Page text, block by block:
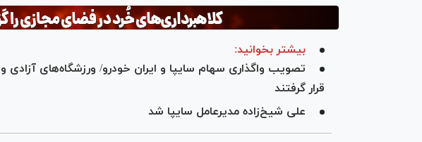
بیشتر بخوانید:
تصویب واگذاری سهام سایپا و ایران خودرو/ ورزشگاه‌های
قرار گرفتند
علی شیخ‌زاده مدیرعامل سایپا شد